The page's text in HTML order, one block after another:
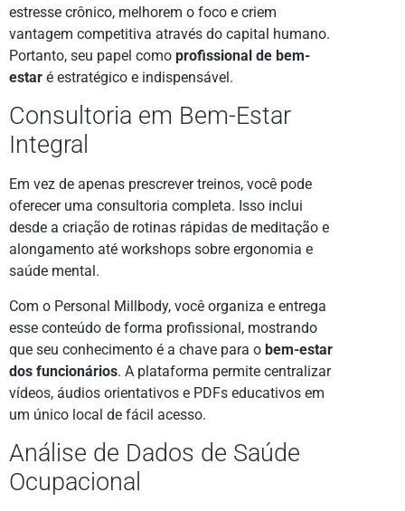
estresse crônico, melhorem o foco e criem
vantagem competitiva através do capital humano.
Portanto, seu papel como profissional de bem-
estar é estratégico e indispensável.
Consultoria em Bem-Estar
Integral
Em vez de apenas prescrever treinos, você pode
oferecer uma consultoria completa. Isso inclui
desde a criação de rotinas rápidas de meditação e
alongamento até workshops sobre ergonomia e
saúde mental.
Com o Personal Millbody, você organiza e entrega
esse conteúdo de forma profissional, mostrando
que seu conhecimento é a chave para o bem-estar
dos funcionários. A plataforma permite centralizar
vídeos, áudios orientativos e PDFs educativos em
um único local de fácil acesso.
Análise de Dados de Saúde
Ocupacional